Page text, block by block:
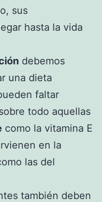
sus
hasta la vida
debemos
una dieta
faltar
todo aquellas
como la vitamina E
en la
las del
también deben